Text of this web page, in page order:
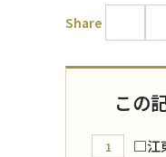
Share
この
1 □江